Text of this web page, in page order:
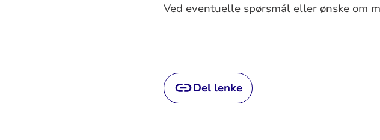
Ved eventuelle spørsmål eller ønske om
Del lenke